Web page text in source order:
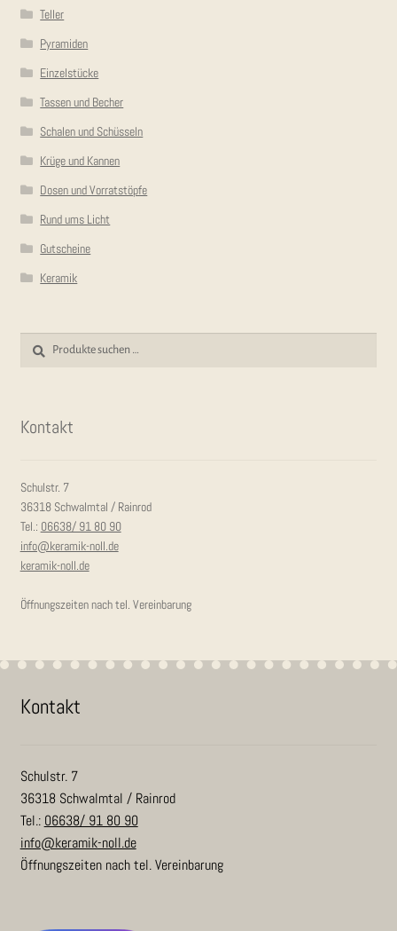
Teller
Pyramiden
Einzelstücke
Tassen und Becher
Schalen und Schüsseln
Krüge und Kannen
Dosen und Vorratstöpfe
Rund ums Licht
Gutscheine
Keramik
nach:
Kon­takt
Schulstr. 7
36318 Schwalmtal / Rainrod
Tel.: 06638/ 91 80 90
info@keramik-noll.de
keramik-noll.de
Öffnungszeiten nach tel. Vereinbarung
Kon­takt
Schulstr. 7
36318 Schwalmtal / Rainrod
Tel.: 06638/ 91 80 90
info@keramik-noll.de
Öffnungszeiten nach tel. Vereinbarung